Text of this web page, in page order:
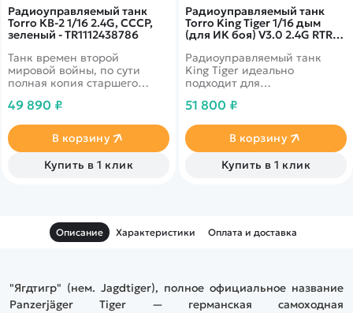
Радиоуправляемый танк
Torro КВ-2 1/16 2.4G, СССР,
зеленый - TR1112438786
Танк времен второй
мировой войны, по сути
полная копия старшего
особенностью помимо
металла корпуса, является
инфракрасная пушка
совмещенная с
пневматической.
49 890 ₽
В корзину
Купить в 1 клик
Радиоуправляемый танк
Torro King Tiger 1/16 дым
(для ИК боя) V3.0 2.4G RTR
Радиоуправляемый танк
King Tiger идеально
подходит для
При разработке особое
деталям, чтобы максимально
приблизить внешний вид
модели к оригиналу.
Проработанный до
51 800 ₽
В корзину
Купить в 1 клик
Описание Характеристики Оплата и доставка
"Ягдтигр" (нем. Jagdtiger), полное официальное название
Panzerjäger Tiger — германская самоходная